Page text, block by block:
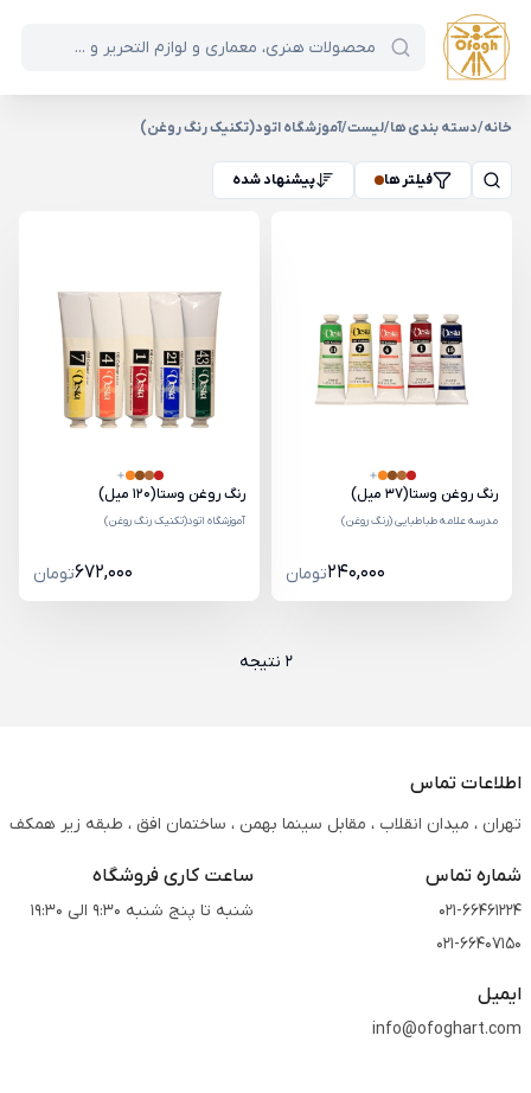
خانه/دسته بندی ها/لیست/آموزشگاه اتود(تکنیک رنگ روغن)
فیلتر ها پیشنهاد شده
رنگ روغن وستا(37 میل)
مدرسه علامه طباطبایی (رنگ روغن)
240,000تومان
رنگ روغن وستا(120 میل)
آموزشگاه اتود(تکنیک رنگ روغن)
672,000تومان
2 نتیجه
اطلاعات تماس
تهران ، میدان انقلاب ، مقابل سینما بهمن ، ساختمان افق ، طبقه زیر همکف
شماره تماس
021-66461224
021-66407150
ساعت کاری فروشگاه
شنبه تا پنج شنبه 9:30 الی 19:30
ایمیل
info@ofoghart.com